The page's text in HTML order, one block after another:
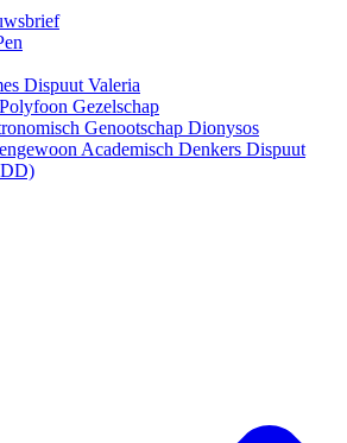
Dispuut Valeria
Gezelschap
Genootschap Dionysos
Academisch Denkers Dispuut